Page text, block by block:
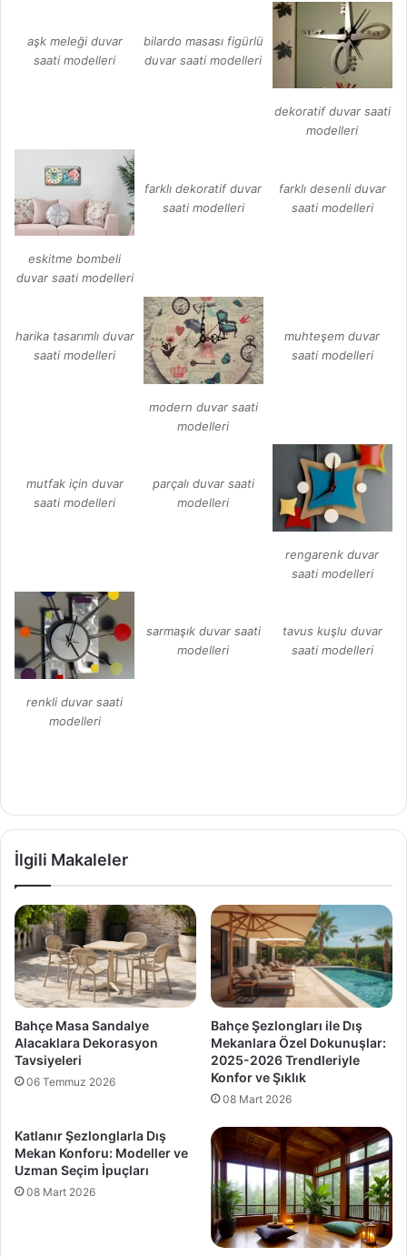
aşk meleği duvar
saati modelleri
bilardo masası figürlü
duvar saati modelleri
dekoratif duvar saati
modelleri
eskitme bombeli
duvar saati modelleri
farklı dekoratif duvar
saati modelleri
farklı desenli duvar
saati modelleri
harika tasarımlı duvar
saati modelleri
modern duvar saati
modelleri
muhteşem duvar
saati modelleri
mutfak için duvar
saati modelleri
parçalı duvar saati
modelleri
rengarenk duvar
saati modelleri
renkli duvar saati
modelleri
sarmaşık duvar saati
modelleri
tavus kuşlu duvar
saati modelleri
İlgili Makaleler
Bahçe Masa Sandalye
Alacaklara Dekorasyon
Tavsiyeleri
06 Temmuz 2026
Bahçe Şezlongları ile Dış
Mekanlara Özel Dokunuşlar:
2025-2026 Trendleriyle
Konfor ve Şıklık
08 Mart 2026
Katlanır Şezlonglarla Dış
Mekan Konforu: Modeller ve
Uzman Seçim İpuçları
08 Mart 2026